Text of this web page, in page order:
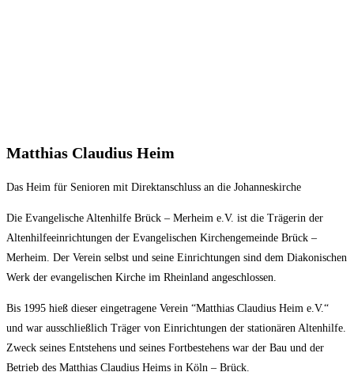
Matthias Claudius Heim
Das Heim für Senioren mit Direktanschluss an die Johanneskirche
Die Evangelische Altenhilfe Brück – Merheim e.V. ist die Trägerin der
Altenhilfeeinrichtungen der Evangelischen Kirchengemeinde Brück –
Merheim. Der Verein selbst und seine Einrichtungen sind dem Diakonischen
Werk der evangelischen Kirche im Rheinland angeschlossen.
Bis 1995 hieß dieser eingetragene Verein “Matthias Claudius Heim e.V.“
und war ausschließlich Träger von Einrichtungen der stationären Altenhilfe.
Zweck seines Entstehens und seines Fortbestehens war der Bau und der
Betrieb des Matthias Claudius Heims in Köln – Brück.